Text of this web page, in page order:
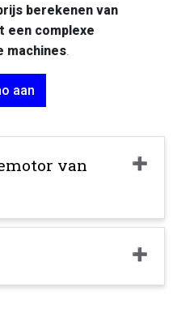
berekenen van
een complexe
machines.
aan
van